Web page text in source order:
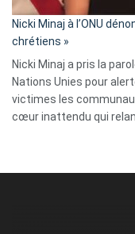
Nicki Minaj à l’ONU
chrétiens »
Nicki Minaj a pris la
Nations Unies pour
victimes les
cœur inattendu qui